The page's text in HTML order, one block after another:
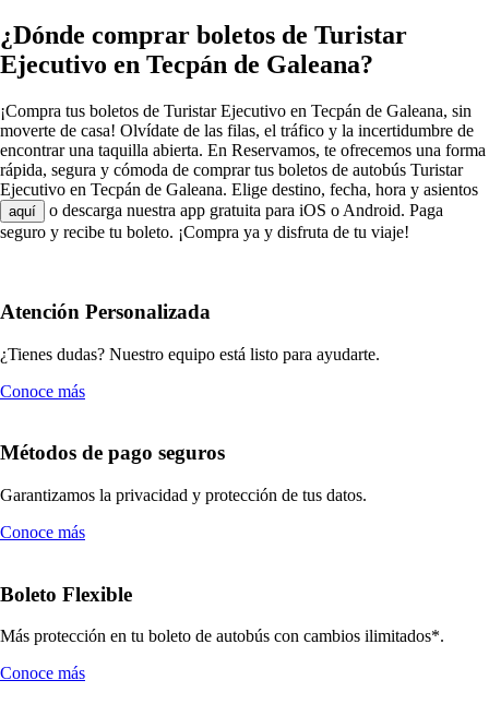
¿Dónde comprar boletos de Turistar
Ejecutivo en Tecpán de Galeana?
¡Compra tus boletos de Turistar Ejecutivo en Tecpán de Galeana, sin
moverte de casa! Olvídate de las filas, el tráfico y la incertidumbre de
encontrar una taquilla abierta. En Reservamos, te ofrecemos una forma
rápida, segura y cómoda de comprar tus boletos de autobús Turistar
Ejecutivo en Tecpán de Galeana. Elige destino, fecha, hora y asientos
aquí
o descarga nuestra app gratuita para iOS o Android. Paga
seguro y recibe tu boleto. ¡Compra ya y disfruta de tu viaje!
Atención Personalizada
¿Tienes dudas? Nuestro equipo está listo para ayudarte.
Conoce más
Métodos de pago seguros
Garantizamos la privacidad y protección de tus datos.
Conoce más
Boleto Flexible
Más protección en tu boleto de autobús con cambios ilimitados*.
Conoce más